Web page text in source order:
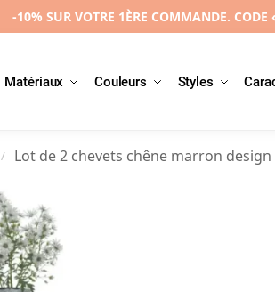
-10% SUR VOTRE 1ÈRE COMMANDE. CODE
Matériaux Couleurs Styles
/ Lot de 2 chevets chêne marron